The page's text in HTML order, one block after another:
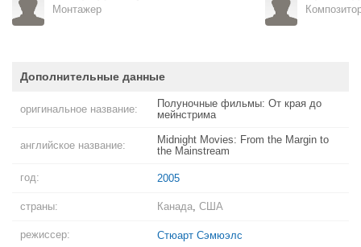
Монтажер
Дополнительные данные
оригинальное название:
Полуночные фильмы: От края до
мейнстрима
английское название:
Midnight Movies: From the Margin to
the Mainstream
год: 2005
страны: Канада, США
режиссер: Стюарт Сэмюэлс